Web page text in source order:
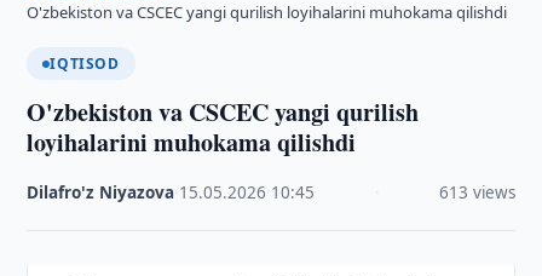
O'zbekiston va CSCEC yangi qurilish loyihalarini muhokama qilishdi
IQTISOD
O'zbekiston va CSCEC yangi qurilish
loyihalarini muhokama qilishdi
Dilafro'z Niyazova 15.05.2026 10:45 613 views